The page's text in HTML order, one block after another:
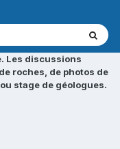
Les discussions
roches, de photos de
stage de géologues.